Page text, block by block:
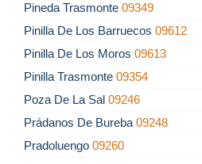
Pineda Trasmonte 09349
Pinilla De Los Barruecos 09612
Pinilla De Los Moros 09613
Pinilla Trasmonte 09354
Poza De La Sal 09246
Prádanos De Bureba 09248
Pradoluengo 09260